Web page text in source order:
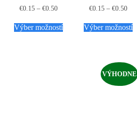
€0.15– €0.50
Výber možností
€0.15 –€0.50
Výber možností
VÝHODNE